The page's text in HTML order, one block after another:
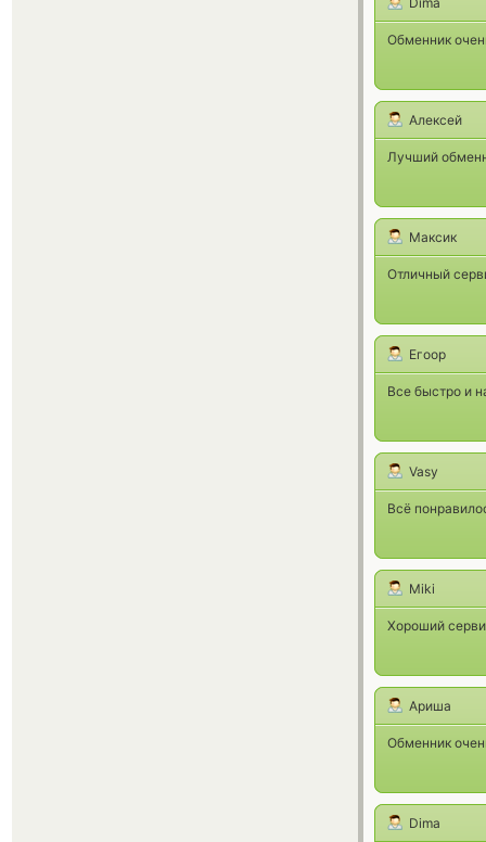
Обменник
Алексей
Лучший
Максик
Отличный
Егоор
Все быстро и
Vasy
Всё
Miki
Хороший
Ариша
Обменник
Dima